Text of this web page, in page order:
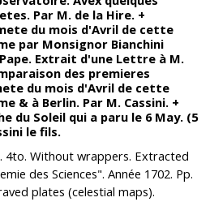
Par M. de la Hire. +
du mois d'Avril de cette
par Monsignor Bianchini
Extrait d'une Lettre à M.
des premieres
du mois d'Avril de cette
& à Berlin. Par M. Cassini. +
du Soleil qui a paru le 6 May. (5
le fils.
4to. Without wrappers. Extracted
des Sciences". Année 1702. Pp.
plates (celestial maps).